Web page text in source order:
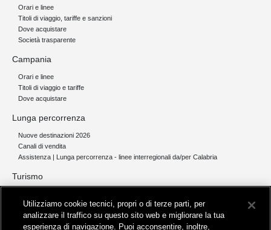
Orari e linee
Titoli di viaggio, tariffe e sanzioni
Dove acquistare
Società trasparente
Campania
Orari e linee
Titoli di viaggio e tariffe
Dove acquistare
Lunga percorrenza
Nuove destinazioni 2026
Canali di vendita
Assistenza | Lunga percorrenza - linee interregionali da/per Calabria
Turismo
Servizi per aeroporti
Servizi di noleggio con conducente
Servizio di navigazione sul Lago Trasimeno
Utilizziamo cookie tecnici, propri o di terze parti, per
analizzare il traffico su questo sito web e migliorare la tua
esperienza di navigazione. Puoi acconsentire, inoltre,